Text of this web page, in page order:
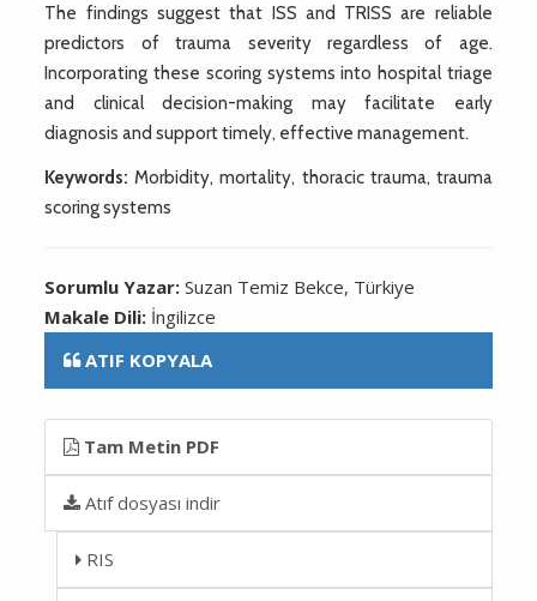
The findings suggest that ISS and TRISS are reliable
predictors of trauma severity regardless of age.
Incorporating these scoring systems into hospital triage
and clinical decision-making may facilitate early
diagnosis and support timely, effective management.
Keywords: Morbidity, mortality, thoracic trauma, trauma
scoring systems
Sorumlu Yazar:Suzan Temiz Bekce, Türkiye
Makale Dili: İngilizce
ATIF KOPYALA
Tam Metin PDF
Atıf dosyası indir
RIS